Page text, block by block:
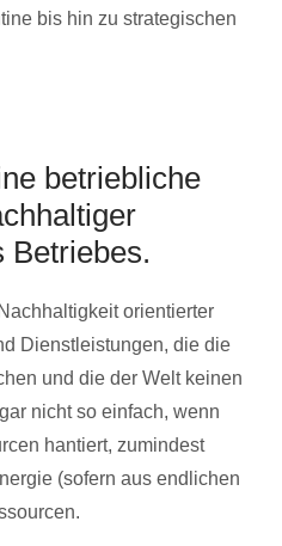
bis hin zu strategischen
betriebliche
Betriebes.
orientierter
Dienstleistungen, die die
und die der Welt keinen
nicht so einfach, wenn
hantiert, zumindest
(sofern aus endlichen